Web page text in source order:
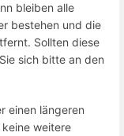
bleiben alle
bestehen und die
Sollten diese
sich bitte an den
einen längeren
weitere